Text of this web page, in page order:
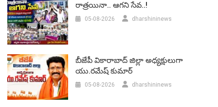
రాత్రయినా.. ఆగని సేవ..!
05-08-2026 dharshininews
బీజేపీ వికారాబాద్‌ జిల్లా అధ్యక్షులుగా
యు.రమేష్‌ కుమార్
05-08-2026 dharshininews